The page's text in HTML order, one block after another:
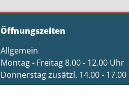
Öffnungszeiten
Allgemein
Montag - Freitag 8.00 - 12.00 Uhr
Donnerstag zusätzl. 14.00 -